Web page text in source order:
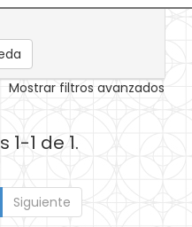
Mostrar filtros avanzados
1-1 de 1.
Siguiente